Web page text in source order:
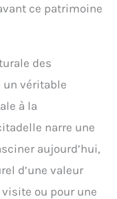
Noël, les
ce patrimoine
des
véritable
à la
narre une
aujourd’hui,
d’une valeur
ou pour une